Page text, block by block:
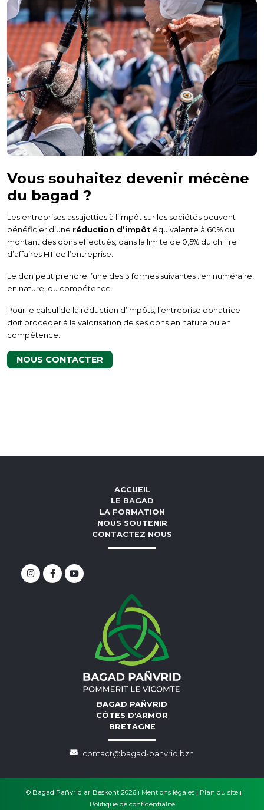
Vous souhaitez devenir mécène
du bagad ?
Les entreprises assujetties à l’impôt sur les sociétés peuvent
bénéficier d’une réduction d’impôt équivalente à 60% du
montant des dons effectués, dans la limite de 0,5% du chiffre
d’affaires HT de l’entreprise.
Le don peut prendre l’une des 3 formes suivantes : en numéraire,
en nature, ou compétence.
Pour le calcul de la réduction d’impôts, l’entreprise donatrice
doit procéder à la valorisation de ses dons en nature ou en
compétence.
NOUS CONTACTER
ACCUEIL
LE BAGAD
LA FORMATION
NOUS SOUTENIR
CONTACTEZ NOUS
BAGAD PAÑVRID
CÔTES D'ARMOR
BRETAGNE
contact@bagad-panvrid.bzh
© Bagad Pañvrid ar Beskont 2026 Mentions légales
Plan du site
Politique de confidentialité